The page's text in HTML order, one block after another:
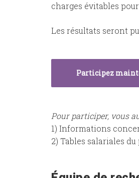
charges évitables
Les résultats seront
Participez
Pour participer, vous
1) Informations
2) Tables salariales